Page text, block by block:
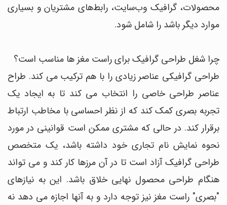
محصولات، گرافیک وب‌سایت، رابط‌های مشتریان و بسیاری
موارد دیگر باشد را شامل شود.
چرا شغل طراحی گرافیک برای راست مغز ها مناسب است؟
طراحی گرافیکی عناصر زیادی را با هم ترکیب می کند. طراح
عناصر طراحی خاصی را انتخاب می کند تا به ایجاد یک
تجربه بصری کمک کند که از نظر احساسی با مخاطب ارتباط
برقرار کند. در حالی که مشتری ممکن است قوانینی در مورد
نحوه نمایش نام تجاری خود داشته باشد، یک متخصص
طراحی گرافیک آزاد است تا در آن مرزها کار کند و می تواند
هنگام طراحی محصول نهایی خلاق باشد. این به نیازهای
"بصری" راست مغز نیز توجه دارد و به آنها اجازه می دهد نه